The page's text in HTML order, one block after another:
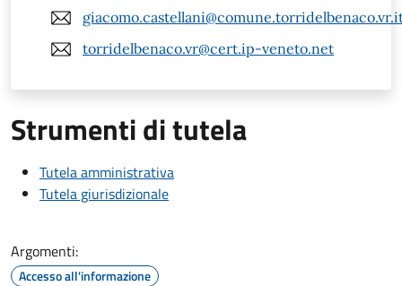
torridelbenaco.vr@cert.ip-veneto.net
Strumenti di tutela
Tutela amministrativa
Tutela giurisdizionale
Argomenti:
Accesso all'informazione